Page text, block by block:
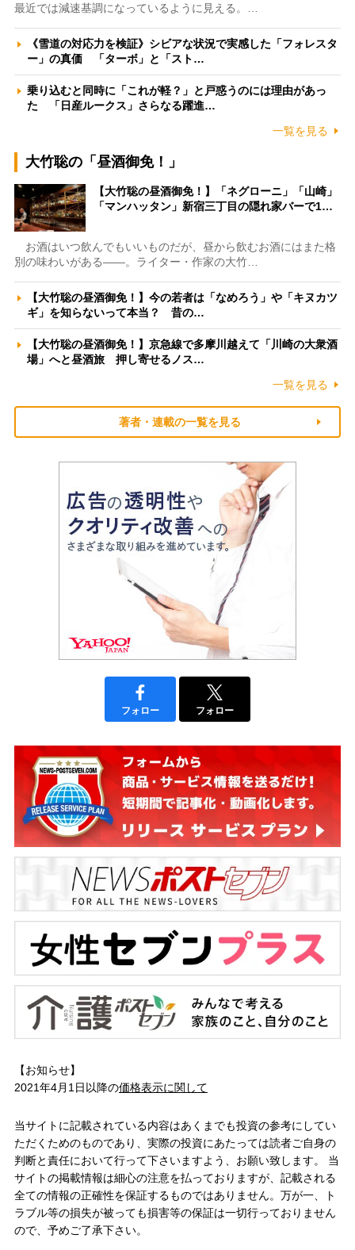
最近では減速基調になっているように見える。…
《雪道の対応力を検証》シビアな状況で実感した「フォレスタ
ー」の真価 「ターボ」と「スト…
乗り込むと同時に「これが軽？」と戸惑うのには理由があっ
た 「日産ルークス」さらなる躍進…
一覧を見る
大竹聡の「昼酒御免！」
【大竹聡の昼酒御免！】「ネグローニ」「山崎」
「マンハッタン」新宿三丁目の隠れ家バーで1…
お酒はいつ飲んでもいいものだが、昼から飲むお酒にはまた格
別の味わいがある――。ライター・作家の大竹…
【大竹聡の昼酒御免！】今の若者は「なめろう」や「キヌカツ
ギ」を知らないって本当？ 昔の…
【大竹聡の昼酒御免！】京急線で多摩川越えて「川崎の大衆酒
場」へと昼酒旅 押し寄せるノス…
一覧を見る
著者・連載の一覧を見る
フォロー フォロー
【お知らせ】
2021年4月1日以降の価格表示に関して
当サイトに記載されている内容はあくまでも投資の参考にしてい
ただくためのものであり、実際の投資にあたっては読者ご自身の
判断と責任において行って下さいますよう、お願い致します。 当
サイトの掲載情報は細心の注意を払っておりますが、記載される
全ての情報の正確性を保証するものではありません。万が一、ト
ラブル等の損失が被っても損害等の保証は一切行っておりません
ので、予めご了承下さい。